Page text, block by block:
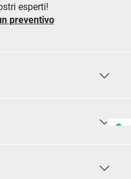
esperti!
preventivo